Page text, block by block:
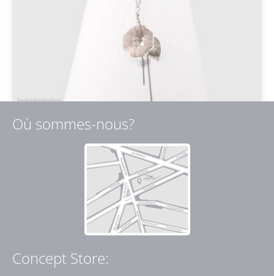
Sautoir Moderne 3
188,00€ TTC
Où sommes-nous?
Concept Store: